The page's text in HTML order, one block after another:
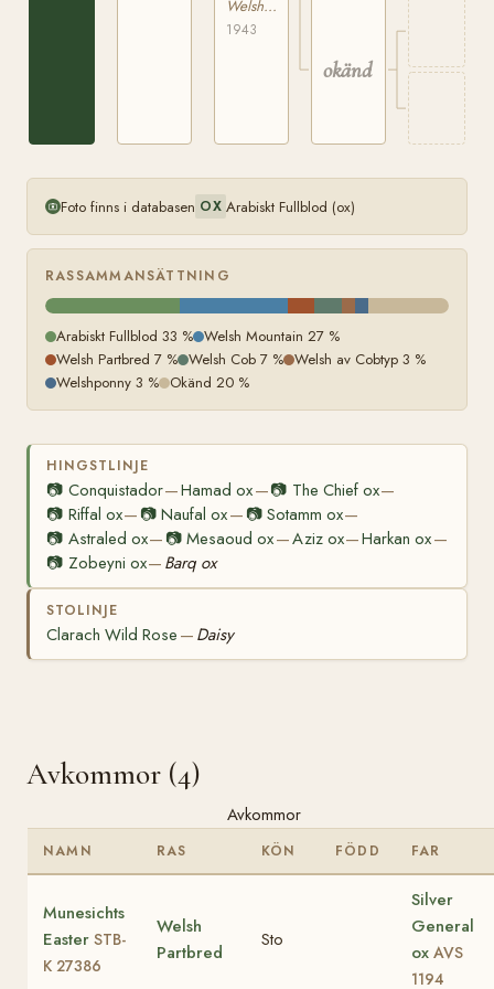
963-
FS
Welsh Mountain
1943
okänd
Foto finns i databasen OX Arabiskt Fullblod (ox)
RASSAMMANSÄTTNING
Arabiskt Fullblod 33 % Welsh Mountain 27 %
Welsh Partbred 7 % Welsh Cob 7 % Welsh av Cobtyp 3 %
Welshponny 3 % Okänd 20 %
HINGSTLINJE
📷 Conquistador—Hamad ox—📷 The Chief ox—
📷 Riffal ox— 📷Naufal ox— 📷 Sotamm ox—
📷 Astraled ox— 📷Mesaoud ox—Aziz ox—Harkan ox—
📷 Zobeyni ox— Barq ox
STOLINJE
Clarach Wild Rose — Daisy
Avkommor (4)
Avkommor
NAMN RAS KÖN FÖDD FAR
Munesichts
Easter STB-
K 27386
Welsh
Partbred
Sto
Silver
General
ox AVS
1194